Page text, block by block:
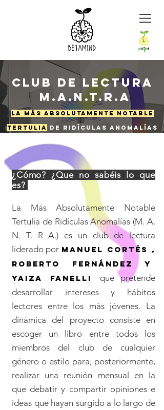
Club de lectura
M.A.N.T.R.A
La Más Absolutamente Notable
Tertulia de Ridículas Anomalías
¿Cómo? ¿Que no sabéis lo que
es?
La Más Absolutamente Notable
Tertulia de Ridículas Anomalías (M. A.
N. T. R A.) es un club de lectura
liderado por MANUEL CORTÉS ,
Roberto Fernández Y
YAIZA FANELLI que pretende
desarrollar intereses y hábitos
lectores entre los más jóvenes. La
dinámica del proyecto consiste en
escoger un libro entre todos los
miembros del club de cualquier
género o estilo para, posteriormente,
realizar una reunión mensual en la
que debatir y compartir opiniones e
ideas que hayan surgido a lo largo de